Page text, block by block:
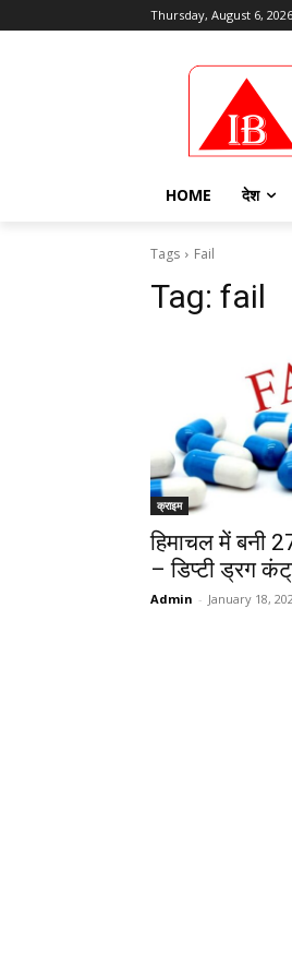
Thursday, August 6, 2026
HOME देश
Tags Fail
Tag: fail
क्राइम
हिमाचल में बनी
– डिप्टी ड्रग
Admin - January 18,